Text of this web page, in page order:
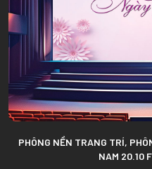
PHÔNG NỀN TRANG TRÍ,
NAM 20.10